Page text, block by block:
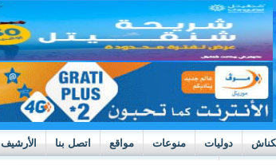
دوليات منوعات مواقع اتصل بنا الأرشيف